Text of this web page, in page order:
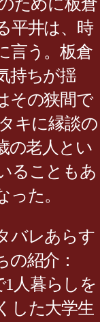
ために板倉
平井は、時
言う。板倉
持ちが揺
その狭間で
キに縁談の
の老人とい
ることもあ
た。
バレあらす
の紹介：
1人暮らしを
した大学生